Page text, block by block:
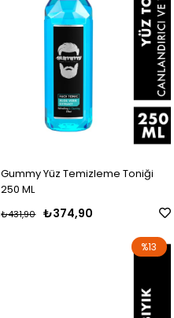
Gummy Yüz Temizleme Toniği
250 ML
₺374,90
₺431,90
%13